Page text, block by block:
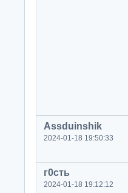
Assduinshik
2024-01-18 19:50:33
г0cть
2024-01-18 19:12:12